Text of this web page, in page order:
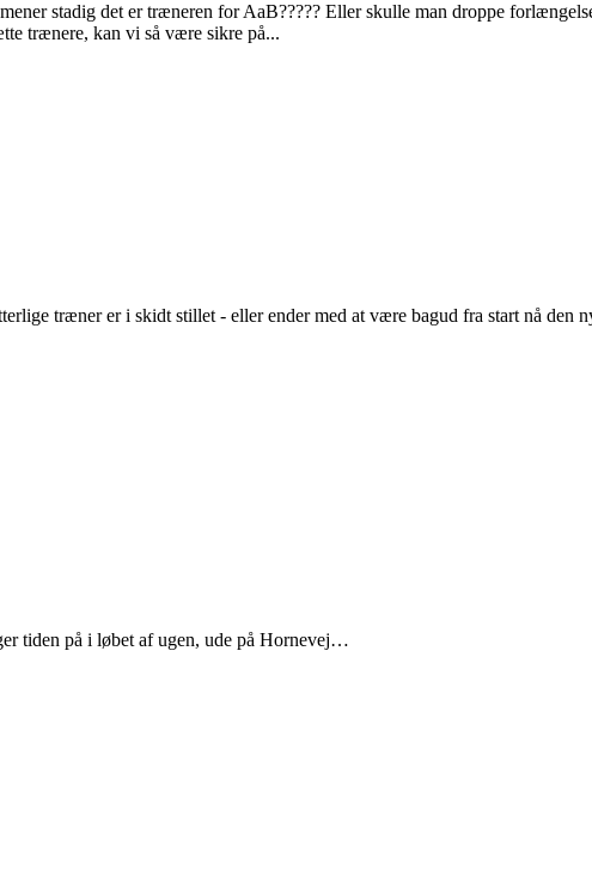
stadig det er træneren for AaB????? Eller skulle man droppe
trænere, kan vi så være sikre på...
træner er i skidt stillet - eller ender med at være bagud fra start nå den
tiden på i løbet af ugen, ude på Hornevej…